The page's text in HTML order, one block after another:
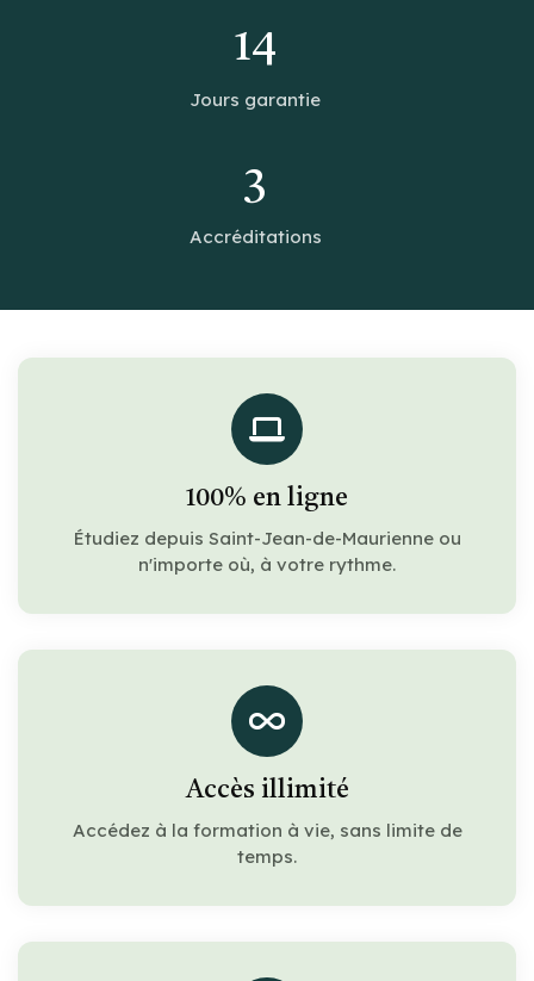
14
Jours garantie
3
Accréditations
100% en ligne
Étudiez depuis Saint-Jean-de-Maurienne ou
n'importe où, à votre rythme.
Accès illimité
Accédez à la formation à vie, sans limite de
temps.